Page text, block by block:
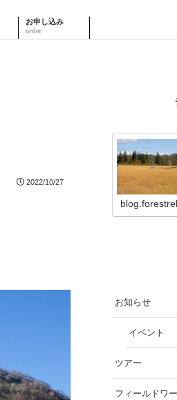
お申し込み
2022/10/27
お知らせ
イベント
ツアー
フィールドワ